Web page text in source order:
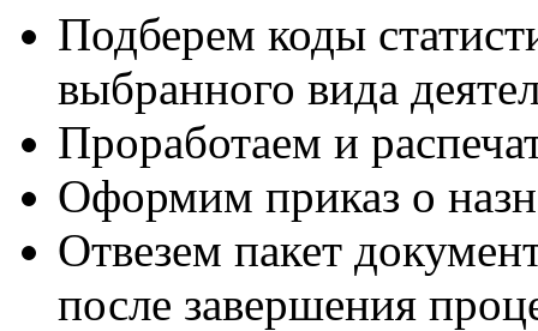
Подберем коды
выбранного вида
Проработаем и
Оформим приказ о
Отвезем пакет
после завершения